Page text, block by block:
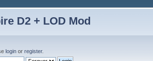
D2 + LOD Mod
login or register.